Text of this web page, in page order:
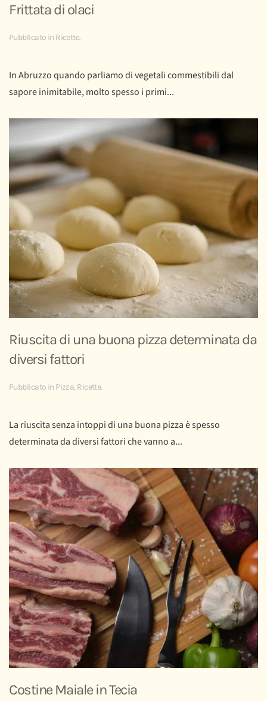
Frittata di olaci
Pubblicato in Ricette.
In Abruzzo quando parliamo di vegetali commestibili dal
sapore inimitabile, molto spesso i primi...
Riuscita di una buona pizza determinata da
diversi fattori
Pubblicato in Pizza,Ricette.
La riuscita senza intoppi di una buona pizza è spesso
determinata da diversi fattori che vanno a...
Costine Maiale in Tecia